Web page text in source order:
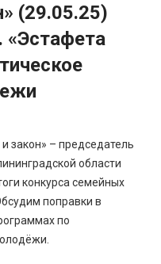
(29.05.25)
«Эстафета
закон» – председатель
области
конкурса семейных
поправки в
по